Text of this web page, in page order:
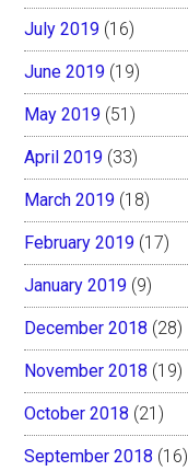
July 2019 (16)
June 2019 (19)
May 2019 (51)
April 2019 (33)
March 2019 (18)
February 2019 (17)
January 2019 (9)
December 2018 (28)
November 2018 (19)
October 2018 (21)
September 2018 (16)